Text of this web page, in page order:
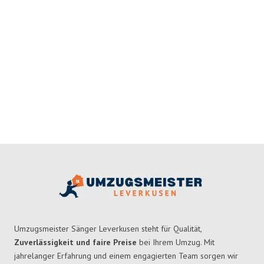
Umzugsmeister Sänger Leverkusen steht für Qualität,
Zuverlässigkeit und faire Preise bei Ihrem Umzug. Mit
jahrelanger Erfahrung und einem engagierten Team sorgen wir